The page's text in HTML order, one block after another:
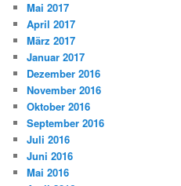
Mai 2017
April 2017
März 2017
Januar 2017
Dezember 2016
November 2016
Oktober 2016
September 2016
Juli 2016
Juni 2016
Mai 2016